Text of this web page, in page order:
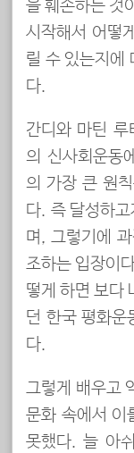
을 훼손하는 것
시작해서 어떻
릴 수 있는지에
다.
간디와 마틴
의 신사회운동
의 가장 큰 원
다. 즉 달성하
며, 그렇기에
조하는 입장이
떻게 하면 보다
던 한국 평화운
다.
그렇게 배우고
문화 속에서 이
못했다. 늘 아